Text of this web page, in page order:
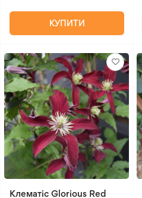
КУПИТИ
Клематіс Glorious Red